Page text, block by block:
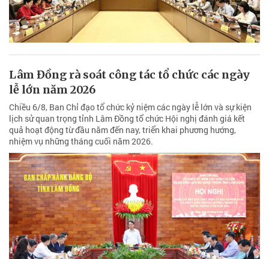
Lâm Đồng rà soát công tác tổ chức các ngày
lễ lớn năm 2026
Chiều 6/8, Ban Chỉ đạo tổ chức kỷ niệm các ngày lễ lớn và sự kiện
lịch sử quan trọng tỉnh Lâm Đồng tổ chức Hội nghị đánh giá kết
quả hoạt động từ đầu năm đến nay, triển khai phương hướng,
nhiệm vụ những tháng cuối năm 2026.